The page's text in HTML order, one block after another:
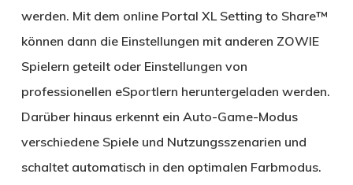
werden. Mit dem online Portal XL Setting to Share™
können dann die Einstellungen mit anderen ZOWIE
Spielern geteilt oder Einstellungen von
professionellen eSportlern heruntergeladen werden.
Darüber hinaus erkennt ein Auto-Game-Modus
verschiedene Spiele und Nutzungsszenarien und
schaltet automatisch in den optimalen Farbmodus.